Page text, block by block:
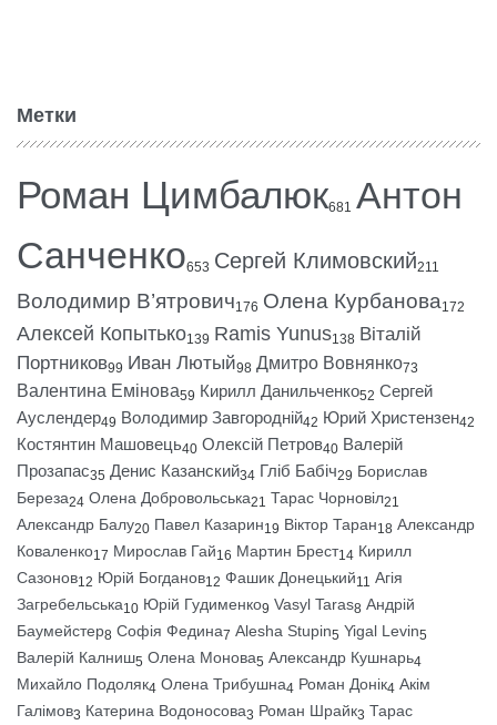
Метки
Роман Цимбалюк681 Антон
Санченко653 Сергей Климовский211
Володимир В’ятрович176 Олена Курбанова172
Алексей Копытько139 Ramis Yunus138 Віталій
Портников99 Иван Лютый98 Дмитро Вовнянко73
Валентина Емінова59 Кирилл Данильченко52 Сергей
Ауслендер49 Володимир Завгородній42 Юрий Христензен42
Костянтин Машовець40 Олексій Петров40 Валерій
Прозапас35 Денис Казанский34 Гліб Бабіч29 Борислав
Береза24 Олена Добровольська21 Тарас Чорновіл21
Александр Балу20 Павел Казарин19 Віктор Таран18 Александр
Коваленко17 Мирослав Гай16 Мартин Брест14 Кирилл
Сазонов12 Юрій Богданов12 Фашик Донецький11 Агія
Загребельська10 Юрій Гудименко9 Vasyl Taras8 Андрій
Баумейстер8 Софія Федина7 Alesha Stupin5 Yigal Levin5
Валерій Калниш5 Олена Монова5 Александр Кушнарь4
Михайло Подоляк4 Олена Трибушна4 Роман Донік4 Акім
Галімов3 Катерина Водоносова3 Роман Шрайк3 Тарас